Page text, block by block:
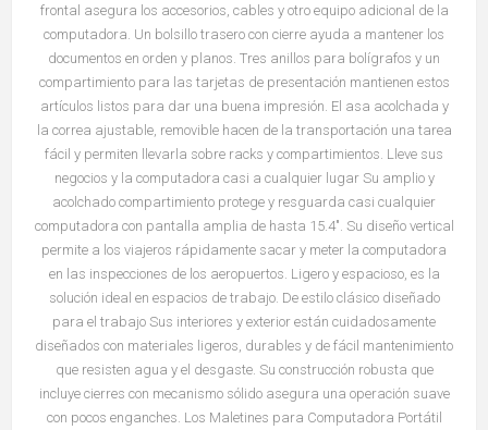
frontal asegura los accesorios, cables y otro equipo adicional de la
computadora. Un bolsillo trasero con cierre ayuda a mantener los
documentos en orden y planos. Tres anillos para bolígrafos y un
compartimiento para las tarjetas de presentación mantienen estos
artículos listos para dar una buena impresión. El asa acolchada y
la correa ajustable, removible hacen de la transportación una tarea
fácil y permiten llevarla sobre racks y compartimientos. Lleve sus
negocios y la computadora casi a cualquier lugar Su amplio y
acolchado compartimiento protege y resguarda casi cualquier
computadora con pantalla amplia de hasta 15.4". Su diseño vertical
permite a los viajeros rápidamente sacar y meter la computadora
en las inspecciones de los aeropuertos. Ligero y espacioso, es la
solución ideal en espacios de trabajo. De estilo clásico diseñado
para el trabajo Sus interiores y exterior están cuidadosamente
diseñados con materiales ligeros, durables y de fácil mantenimiento
que resisten agua y el desgaste. Su construcción robusta que
incluye cierres con mecanismo sólido asegura una operación suave
con pocos enganches. Los Maletines para Computadora Portátil